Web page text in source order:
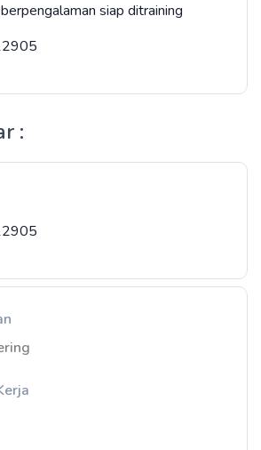
siap ditraining
: